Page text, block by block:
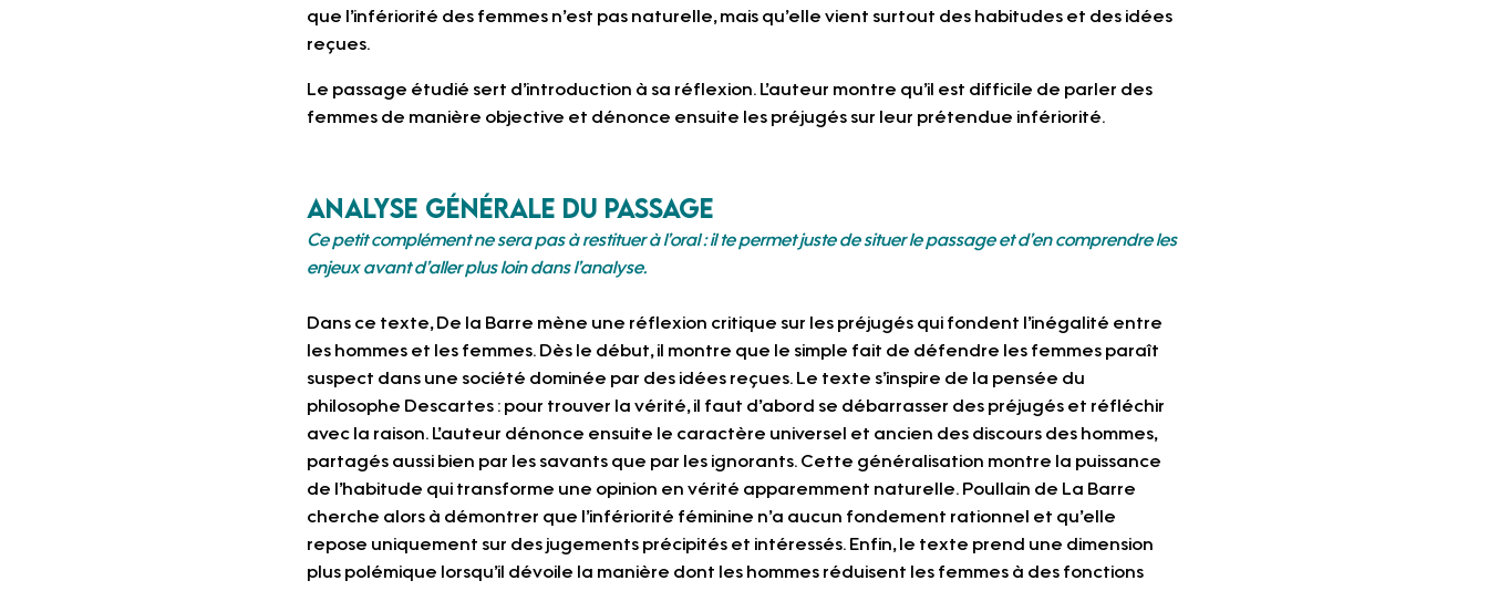
que l’infériorité des femmes n’est pas naturelle, mais qu’elle vient surtout des habitudes et des idées
reçues.
Le passage étudié sert d’introduction à sa réflexion. L’auteur montre qu’il est difficile de parler des
femmes de manière objective et dénonce ensuite les préjugés sur leur prétendue infériorité.
Analyse générale du passage
Ce petit complément ne sera pas à restituer à l’oral : il te permet juste de situer le passage et d’en comprendre les
enjeux avant d’aller plus loin dans l’analyse.
Dans ce texte, De la Barre mène une réflexion critique sur les préjugés qui fondent l’inégalité entre
les hommes et les femmes. Dès le début, il montre que le simple fait de défendre les femmes paraît
suspect dans une société dominée par des idées reçues. Le texte s’inspire de la pensée du
philosophe Descartes : pour trouver la vérité, il faut d’abord se débarrasser des préjugés et réfléchir
avec la raison. L’auteur dénonce ensuite le caractère universel et ancien des discours des hommes,
partagés aussi bien par les savants que par les ignorants. Cette généralisation montre la puissance
de l’habitude qui transforme une opinion en vérité apparemment naturelle. Poullain de La Barre
cherche alors à démontrer que l’infériorité féminine n’a aucun fondement rationnel et qu’elle
repose uniquement sur des jugements précipités et intéressés. Enfin, le texte prend une dimension
plus polémique lorsqu’il dévoile la manière dont les hommes réduisent les femmes à des fonctions